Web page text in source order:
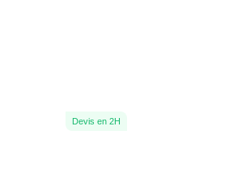
Devis en 2H